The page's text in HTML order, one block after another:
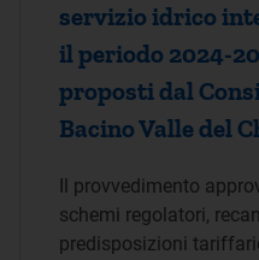
servizio idrico
il periodo 2024-
proposti dal
Bacino Valle del
Il provvedimento
schemi regolatori,
predisposizioni